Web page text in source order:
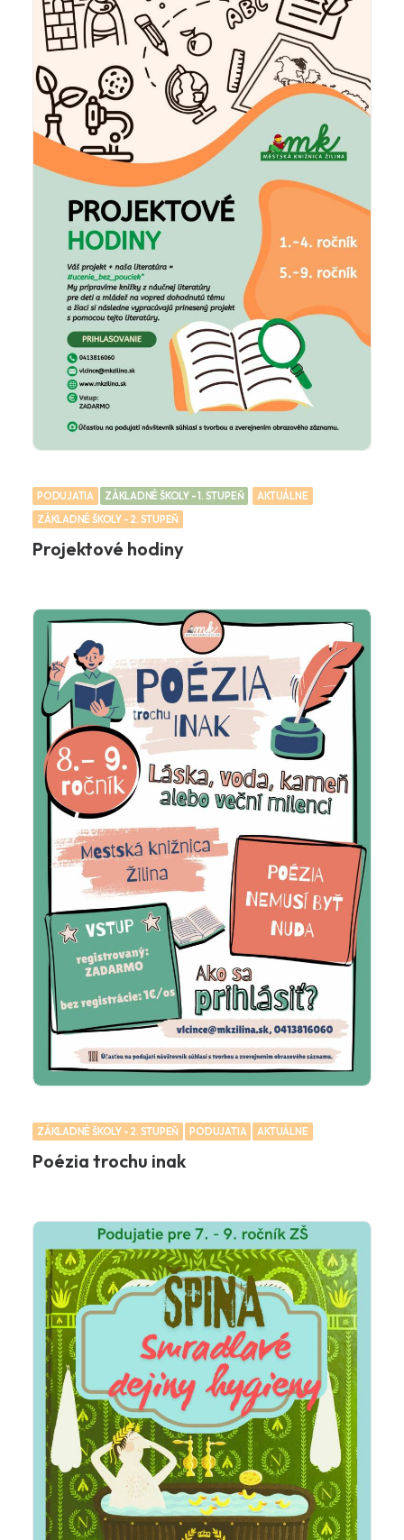
PODUJATIA ZÁKLADNÉ ŠKOLY - 1. STUPEŇ
AKTUÁLNE
ZÁKLADNÉ ŠKOLY - 2. STUPEŇ
Projektové hodiny
ZÁKLADNÉ ŠKOLY - 2. STUPEŇ PODUJATIA AKTUÁLNE
Poézia trochu inak